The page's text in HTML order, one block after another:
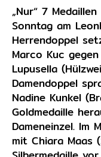
„Nur“ 7
Sonntag am
Herrendoppel
Marco Kuc
Lupusella
Damendoppel
Nadine Kunkel
Goldmedaille
Dameneinzel. Im
mit Chiara Maas